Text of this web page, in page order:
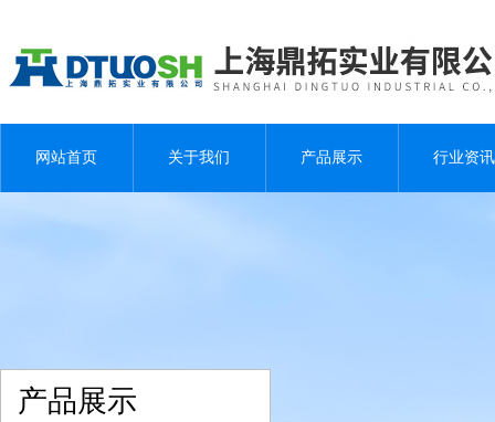
网站首页 关于我们 产品展示 行业资讯
产品展示